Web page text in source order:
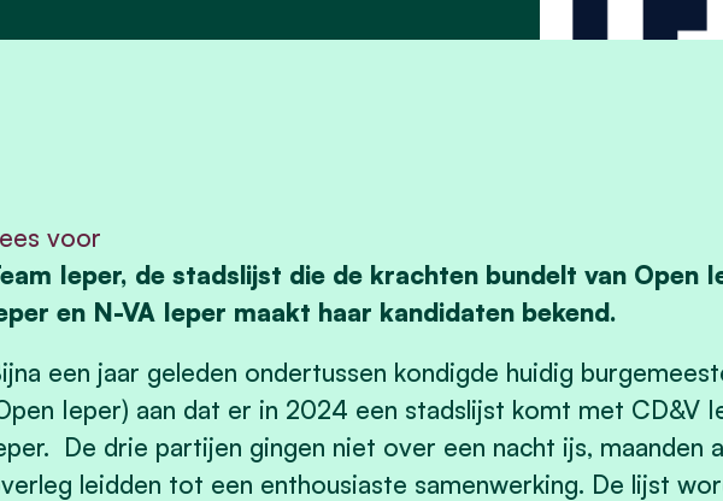
voor
Ieper, de stadslijst die de krachten bundelt van Open
en N-VA Ieper maakt haar kandidaten bekend.
een jaar geleden ondertussen kondigde huidig
Ieper) aan dat er in 2024 een stadslijst komt met CD&V
De drie partijen gingen niet over een nacht ijs, maanden
leidden tot een enthousiaste samenwerking. De lijst